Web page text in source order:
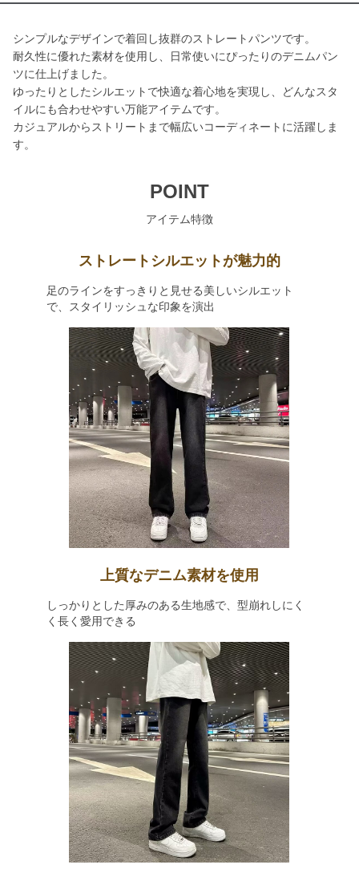
シンプルなデザインで着回し抜群のストレートパンツです。
耐久性に優れた素材を使用し、日常使いにぴったりのデニムパン
ツに仕上げました。
ゆったりとしたシルエットで快適な着心地を実現し、どんなスタ
イルにも合わせやすい万能アイテムです。
カジュアルからストリートまで幅広いコーディネートに活躍しま
す。
POINT
アイテム特徴
ストレートシルエットが魅力的
足のラインをすっきりと見せる美しいシルエット
で、スタイリッシュな印象を演出
上質なデニム素材を使用
しっかりとした厚みのある生地感で、型崩れしにく
く長く愛用できる